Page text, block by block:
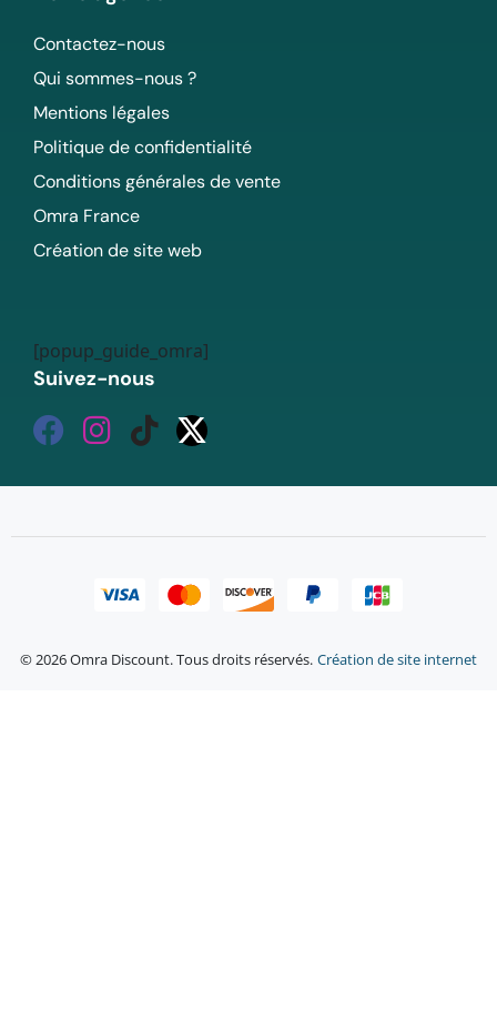
Contactez-nous
Qui sommes-nous ?
Mentions légales
Politique de confidentialité
Conditions générales de vente
Omra France
Création de site web
[popup_guide_omra]
Suivez-nous
© 2026 Omra Discount. Tous droits réservés. Création de site internet